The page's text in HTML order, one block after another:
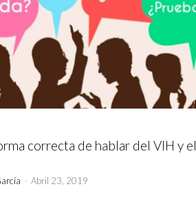
correcta de hablar del VIH y el
- Abril 23, 2019